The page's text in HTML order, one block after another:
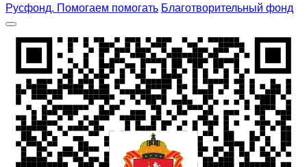
Русфонд. Помогаем помогать Благотворительный фонд